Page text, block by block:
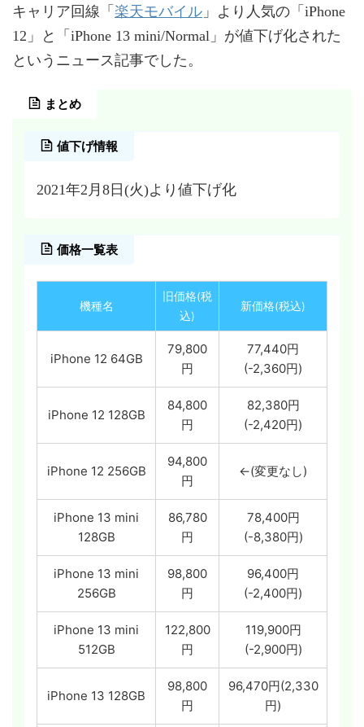
キャリア回線「 楽天モバイル 」より人気の「iPhone
12」と「iPhone 13 mini/Normal」が値下げ化された
というニュース記事でした。
まとめ
値下げ情報
2021年2月8日(火)より値下げ化
価格一覧表
機種名
旧価格(税
込)
新価格(税込)
iPhone 12 64GB
79,800
円
77,440円
(-2,360円)
iPhone 12 128GB
84,800
円
82,380円
(-2,420円)
iPhone 12 256GB
94,800
円
←(変更なし)
iPhone 13 mini
128GB
86,780
円
78,400円
(-8,380円)
iPhone 13 mini
256GB
98,800
円
96,400円
(-2,400円)
iPhone 13 mini
512GB
122,800
円
119,900円
(-2,900円)
iPhone 13 128GB
98,800
円
96,470円(2,330
円)